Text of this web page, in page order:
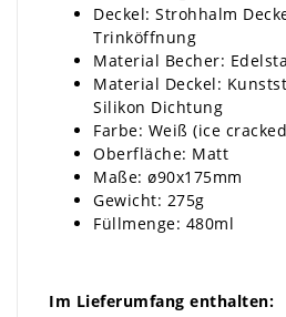
Deckel: Strohhalm
Trinköffnung
Material Becher:
Material Deckel:
Silikon Dichtung
Farbe: Weiß (ice
Oberfläche: Matt
Maße: ø90x175mm
Gewicht: 275g
Füllmenge: 480ml
Im Lieferumfang enthalten: